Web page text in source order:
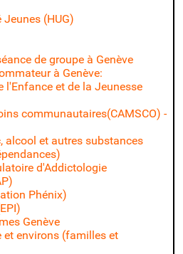
(HUG)
de groupe à Genève
à Genève:
l'Enfance et de la Jeunesse
communautaires(CAMSCO) -
alcool et autres substances
d'Addictologie
Phénix)
Genève
et environs (familles et